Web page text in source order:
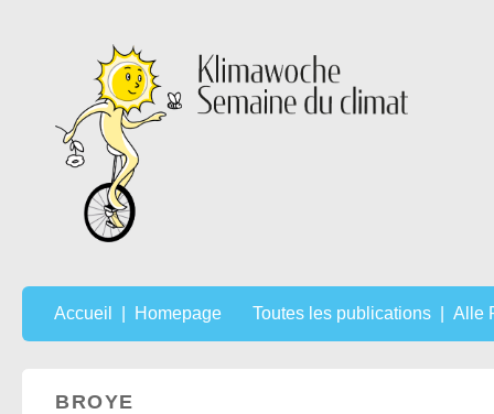
Accueil | Homepage Toutes les publications | Alle
BROYE